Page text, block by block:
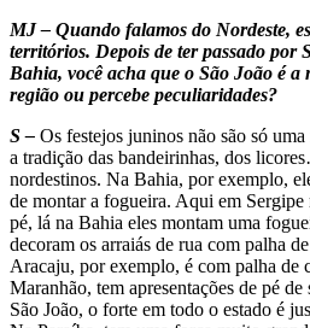
MJ – Quando falamos do Nordeste,
territórios. Depois de ter passado por
Bahia, você acha que o São João é a
região ou percebe peculiaridades?
S – Os festejos juninos não são só
a tradição das bandeirinhas, dos
nordestinos. Na Bahia, por exemplo,
de montar a fogueira. Aqui em
pé, lá na Bahia eles montam uma
decoram os arraiás de rua com palha
Aracaju, por exemplo, é com palha de
Maranhão, tem apresentações de pé
São João, o forte em todo o estado é